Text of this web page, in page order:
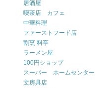
居酒屋
喫茶店 カフェ
中華料理
ファーストフード店
割烹 料亭
ラーメン屋
100円ショップ
スーパー ホームセンター
文房具店